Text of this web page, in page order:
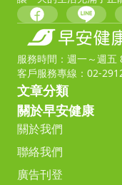
服務時間：週一～週五
客戶服務專線：02-
文章分類
關於早安健康
關於我們
聯絡我們
廣告刊登